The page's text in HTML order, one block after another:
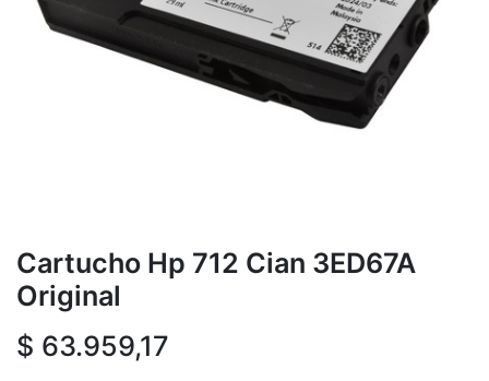
Cartucho Hp 712 Cian 3ED67A
Original
$ 63.959,17